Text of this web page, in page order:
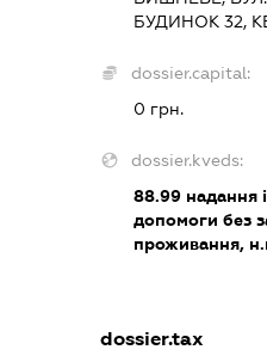
БУДИНОК 32,
dossier.capital:
0 грн.
dossier.kveds:
88.99надання
допомоги без
проживання,
dossier.tax